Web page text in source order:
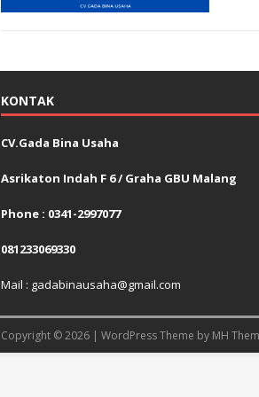
KONTAK
CV.Gada Bina Usaha
Asrikaton Indah F 6 / Graha GBU Malang
Phone : 0341-2997077
081233069330
Mail : gadabinausaha@gmail.com
Copyright © 2026 | WordPress Theme by MH